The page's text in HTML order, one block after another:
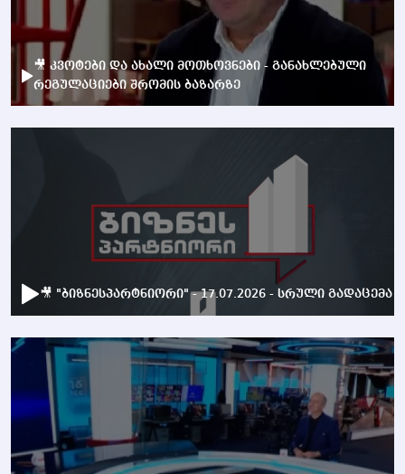
🎥 კვოტები და ახალი მოთხოვნები - განახლებული
რეგულაციები შრომის ბაზარზე
🎥 "ბიზნესპარტნიორი" - 17.07.2026 - სრული გადაცემა